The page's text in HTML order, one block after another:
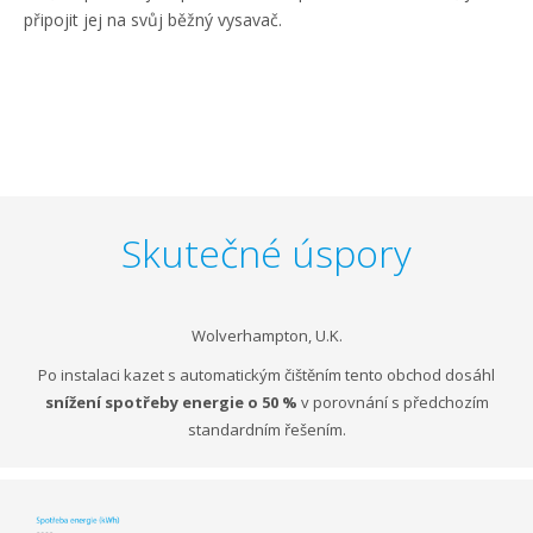
připojit jej na svůj běžný vysavač.
Skutečné úspory
Wolverhampton, U.K.
Po instalaci kazet s automatickým čištěním tento obchod dosáhl
snížení spotřeby energie o 50 % v porovnání s předchozím
standardním řešením.